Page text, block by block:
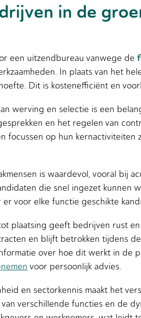
in de
een uitzendbureau vanwege de
In plaats van het
Dit is kostenefficiënt en
werving en selectie is een
en het regelen van
focussen op hun kernactiviteiten
is waardevol, vooral bij
die snel ingezet kunnen
voor elke functie geschikte
plaatsing geeft bedrijven rust
en blijft betrokken tijdens
over hoe dit werkt in de
voor persoonlijk advies.
en sectorkennis maakt het
verschillende functies en de